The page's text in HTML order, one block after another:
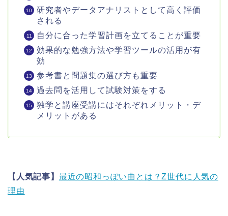
研究者やデータアナリストとして高く評価
される
自分に合った学習計画を立てることが重要
効果的な勉強方法や学習ツールの活用が有
効
参考書と問題集の選び方も重要
過去問を活用して試験対策をする
独学と講座受講にはそれぞれメリット・デ
メリットがある
【人気記事】 最近の昭和っぽい曲とは？Z世代に人気の
理由